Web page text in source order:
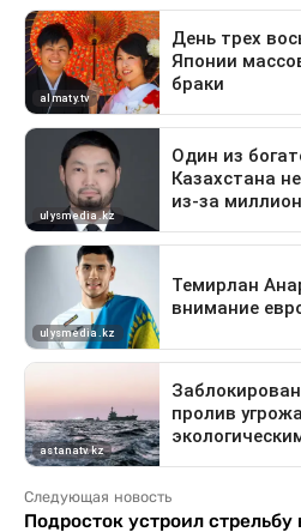
Следующая новость
Подросток устроил